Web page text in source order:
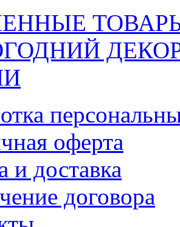
оферта
и доставка
договора